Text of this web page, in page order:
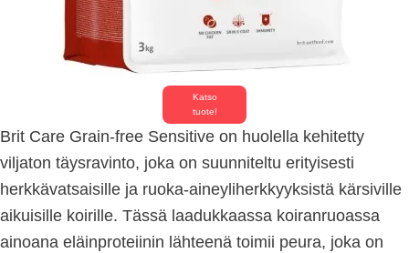
Katso
tuote!
Brit Care Grain-free Sensitive on huolella kehitetty
viljaton täysravinto, joka on suunniteltu erityisesti
herkkävatsaisille ja ruoka-aineyliherkkyyksistä kärsiville
aikuisille koirille. Tässä laadukkaassa koiranruoassa
ainoana eläinproteiinin lähteenä toimii peura, joka on